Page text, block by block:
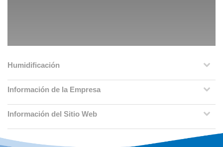
Humidificación
Información de la Empresa
Información del Sitio Web